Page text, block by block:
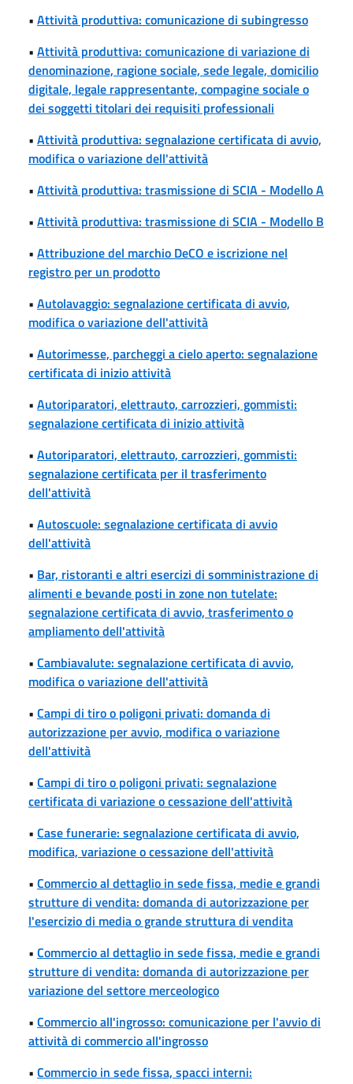
• Attività produttiva: comunicazione di subingresso
• Attività produttiva: comunicazione di variazione di
denominazione, ragione sociale, sede legale, domicilio
digitale, legale rappresentante, compagine sociale o
dei soggetti titolari dei requisiti professionali
• Attività produttiva: segnalazione certificata di avvio,
modifica o variazione dell'attività
• Attività produttiva: trasmissione di SCIA - Modello A
• Attività produttiva: trasmissione di SCIA - Modello B
• Attribuzione del marchio DeCO e iscrizione nel
registro per un prodotto
• Autolavaggio: segnalazione certificata di avvio,
modifica o variazione dell'attività
• Autorimesse, parcheggi a cielo aperto: segnalazione
certificata di inizio attività
• Autoriparatori, elettrauto, carrozzieri, gommisti:
segnalazione certificata di inizio attività
• Autoriparatori, elettrauto, carrozzieri, gommisti:
segnalazione certificata per il trasferimento
dell'attività
• Autoscuole: segnalazione certificata di avvio
dell'attività
• Bar, ristoranti e altri esercizi di somministrazione di
alimenti e bevande posti in zone non tutelate:
segnalazione certificata di avvio, trasferimento o
ampliamento dell'attività
• Cambiavalute: segnalazione certificata di avvio,
modifica o variazione dell'attività
• Campi di tiro o poligoni privati: domanda di
autorizzazione per avvio, modifica o variazione
dell'attività
• Campi di tiro o poligoni privati: segnalazione
certificata di variazione o cessazione dell'attività
• Case funerarie: segnalazione certificata di avvio,
modifica, variazione o cessazione dell'attività
• Commercio al dettaglio in sede fissa, medie e grandi
strutture di vendita: domanda di autorizzazione per
l'esercizio di media o grande struttura di vendita
• Commercio al dettaglio in sede fissa, medie e grandi
strutture di vendita: domanda di autorizzazione per
variazione del settore merceologico
• Commercio all'ingrosso: comunicazione per l'avvio di
attività di commercio all'ingrosso
• Commercio in sede fissa, spacci interni: